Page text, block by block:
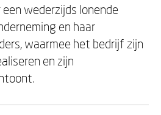
wederzijds lonende
en haar
waarmee het bedrijf zijn
en zijn